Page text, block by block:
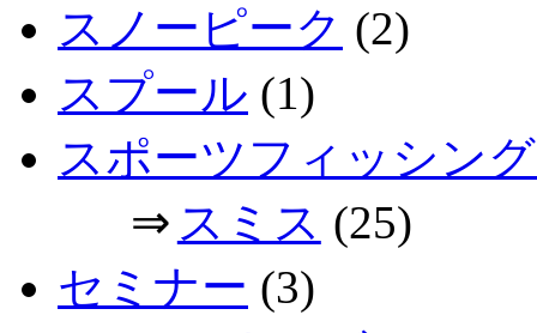
スノーピーク (2)
スプール (1)
スポーツフィッシン
⇒ スミス (25)
セミナー (3)